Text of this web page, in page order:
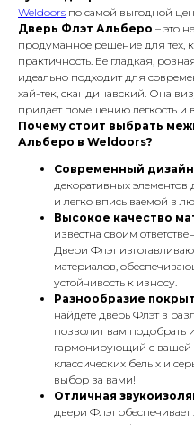
Weldoors по самой выгодной
Дверь Флэт Альберо – это
продуманное решение для тех,
практичность. Ее гладкая,
идеально подходит для
хай-тек, скандинавский. Она
придает помещению легкость и
Почему стоит выбрать
Альберо в Weldoors?
Современный
декоративных элементов
и легко вписываемой в
Высокое качество
известна своим
Двери Флэт
материалов,
устойчивость к износу.
Разнообразие
найдете дверь Флэт в
позволит вам подобрать
гармонирующий с вашей
классических белых и
выбор за вами!
Отличная
двери Флэт